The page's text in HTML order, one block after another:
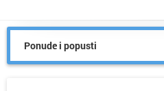
Ponude i popusti